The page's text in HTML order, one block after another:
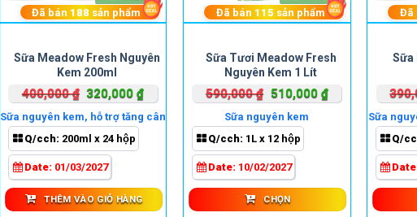
Sữa Meadow Fresh Nguyên
Kem 200ml
400,000₫ Giá
gốc
là:
400,000 ₫.
320,000₫Giá
hiện
320,000 ₫.
Sữa nguyên kem, hỗ trợ tăng cân
Q/cch: 200ml x 24 hộp
Date: 01/03/2027
Đã bán 188 sản phẩm
THÊM VÀO GIỎ HÀNG
Sữa Tươi Meadow Fresh
Nguyên Kem 1 Lít
590,000₫ Giá
gốc
là:
590,000 ₫.
510,000 ₫Giá
510,000 ₫.
Sữa nguyên kem
Q/cch: 1L x 12 hộp
Date: 10/02/2027
Đã bán 115 sản phẩm
CHỌN
phẩm
này
có
nhiều
biến
thể.
Các
tùy
chọn
Sữa
Sữa
Q/
Đã